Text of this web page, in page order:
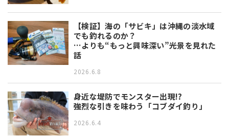
【検証】海の「サビキ」は沖縄の淡水域
でも釣れるのか？
…よりも“もっと興味深い”光景を見れた
話
2026.6.8
身近な堤防でモンスター出現!?
強烈な引きを味わう「コブダイ釣り」
2026.6.4